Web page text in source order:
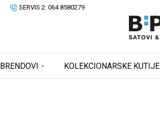
SERVIS 2: 064 8580279
BRENDOVI KOLEKCIONARSKE KUTIJE